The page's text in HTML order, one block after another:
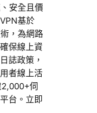
安全且價
基於
，為網路
保線上資
誌政策，
者線上活
伺
台。立即